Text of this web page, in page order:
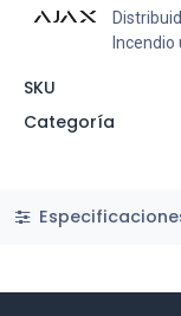
Incendio
SKU
Categoría